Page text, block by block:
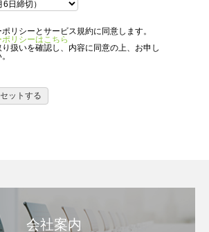
リシーとサービス規約に同意します。
リシーはこちら
扱いを確認し、内容に同意の上、お申し
会社案内